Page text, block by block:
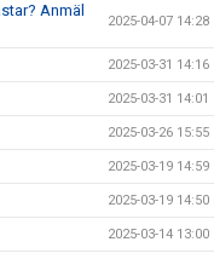
Anmäl
2025-04-07 14:28
2025-03-31 14:16
2025-03-31 14:01
2025-03-26 15:55
2025-03-19 14:59
2025-03-19 14:50
2025-03-14 13:00